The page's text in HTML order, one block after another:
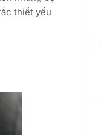
thiết yếu